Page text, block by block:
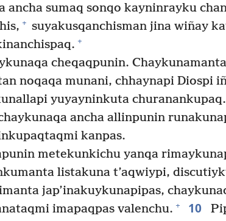
ancha sumaq sonqo kayninrayku
+ suyakusqanchisman jina wiñay
+
cheqaqpunin. Chaykunamanta
noqaqa munani, chhaynapi Diospi
yuyayninkuta churanankupaq.
ancha allinpunin
kanpas.
metekunkichu yanqa
listakuna t’aqwiypi,
jap’inakuykunapipas,
imapaqpas valenchu. + 10